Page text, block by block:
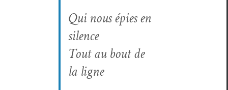
Qui nous épies en
silence
Tout au bout de
la ligne